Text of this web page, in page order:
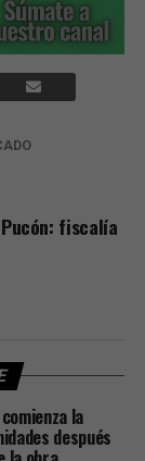
fiscalía
la
después